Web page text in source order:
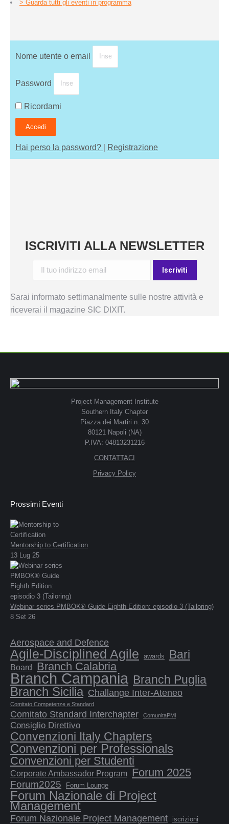
> Guarda tutti gli eventi in programma
Nome utente o email
Password
Ricordami
Accedi
Hai perso la password? Registrazione
ISCRIVITI ALLA NEWSLETTER
Sarai informato settimanalmente sulle nostre attività e
riceverai il magazine SIC DIXIT.
Project Management Institute
Southern Italy Chapter
Piazza dei Martiri n. 30
80121 Napoli (NA)
P.IVA: 04813231216
CONTATTACI
Privacy Policy
Prossimi Eventi
Mentorship to Certification
13 Lug 25
Webinar series PMBOK® Guide Eighth Edition: episodio 3 (Tailoring)
8 Set 26
Aerospace and Defence
Agile-Disciplined Agile awards Bari
Board Branch Calabria
Branch Campania Branch Puglia
Branch Sicilia Challange Inter-Ateneo
Comitato Competenze e Standard
Comitato Standard Interchapter ComunitaPMl
Consiglio Direttivo
Convenzioni Italy Chapters
Convenzioni per Professionals
Convenzioni per Studenti
Corporate Ambassador Program Forum 2025
Forum2025 Forum Lounge
Forum Nazionale di Project
Management
Forum Nazionale Project Management
iscrizioni